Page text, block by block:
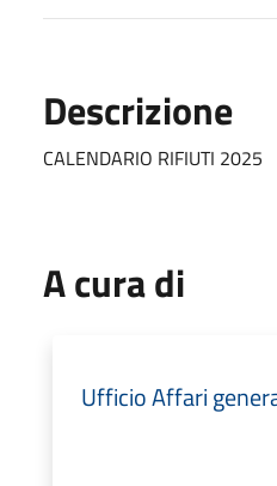
Descrizione
CALENDARIO RIFIUTI 2025
A cura di
Ufficio Affari